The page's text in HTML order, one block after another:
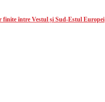
între Vestul și Sud-Estul Europei